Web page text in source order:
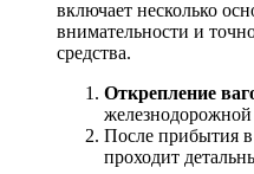
включает несколько
внимательности и
средства.
Открепление
После прибытия
проходит